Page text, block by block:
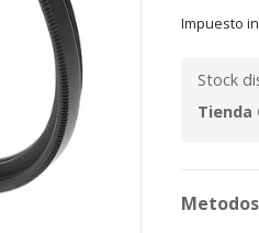
Impuesto
Stock
Tienda